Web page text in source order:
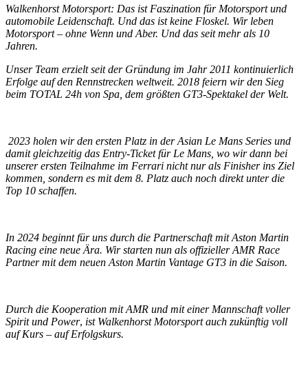
Walkenhorst Motorsport: Das ist Faszination für Motorsport und
automobile Leidenschaft. Und das ist keine Floskel. Wir leben
Motorsport – ohne Wenn und Aber. Und das seit mehr als 10
Jahren.
Unser Team erzielt seit der Gründung im Jahr 2011 kontinuierlich
Erfolge auf den Rennstrecken weltweit. 2018 feiern wir den Sieg
beim TOTAL 24h von Spa, dem größten GT3-Spektakel der Welt.
2023 holen wir den ersten Platz in der Asian Le Mans Series und
damit gleichzeitig das Entry-Ticket für Le Mans, wo wir dann bei
unserer ersten Teilnahme im Ferrari nicht nur als Finisher ins Ziel
kommen, sondern es mit dem 8. Platz auch noch direkt unter die
Top 10 schaffen.
In 2024 beginnt für uns durch die Partnerschaft mit Aston Martin
Racing eine neue Ära. Wir starten nun als offizieller AMR Race
Partner mit dem neuen Aston Martin Vantage GT3 in die Saison.
Durch die Kooperation mit AMR und mit einer Mannschaft voller
Spirit und Power, ist Walkenhorst Motorsport auch zukünftig voll
auf Kurs – auf Erfolgskurs.